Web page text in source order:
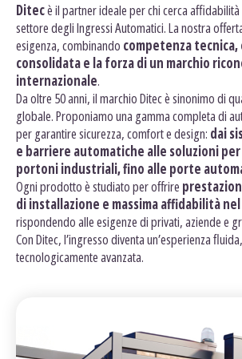
Ditecè il partner ideale per chi cerca
settore degli Ingressi Automatici. La nostra
esigenza, combinando competenza
consolidata e la forza di un marchio
internazionale.
Da oltre 50 anni, il marchio Ditec è sinonimo di
globale. Proponiamo una gamma completa di
per garantire sicurezza, comfort e design: dai
e barriere automatiche alle soluzioni
portoni industriali, fino alle porte
Ogni prodotto è studiato per offrire
di installazione e massima affidabilità
rispondendo alle esigenze di privati, aziende e
Con Ditec, l’ingresso diventa un’esperienza
tecnologicamente avanzata.